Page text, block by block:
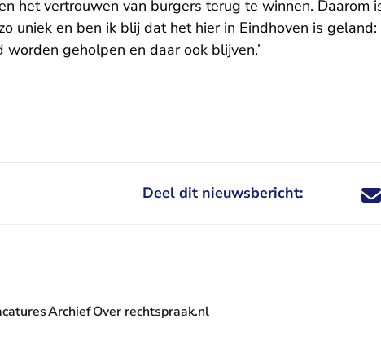
het vertrouwen van burgers terug te winnen. Daarom
uniek en ben ik blij dat het hier in Eindhoven is geland:
geholpen en daar ook blijven.’
Deel dit nieuwsbericht: Deel dit
Deel
Rechtspraak.nl
verlaat Rechtspraak.nl
ArchiefOver rechtspraak.nl